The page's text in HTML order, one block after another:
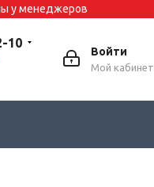
у менеджеров
Войти
Мой кабинет
10